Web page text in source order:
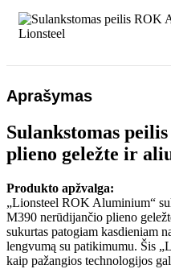
Aprašymas
Sulankstomas
plieno geležte ir
Produkto apžvalga:
„Lionsteel ROK Aluminium“
M390 nerūdijančio plieno
sukurtas patogiam kasdieniam
lengvumą su patikimumu. Šis
kaip pažangios technologijos